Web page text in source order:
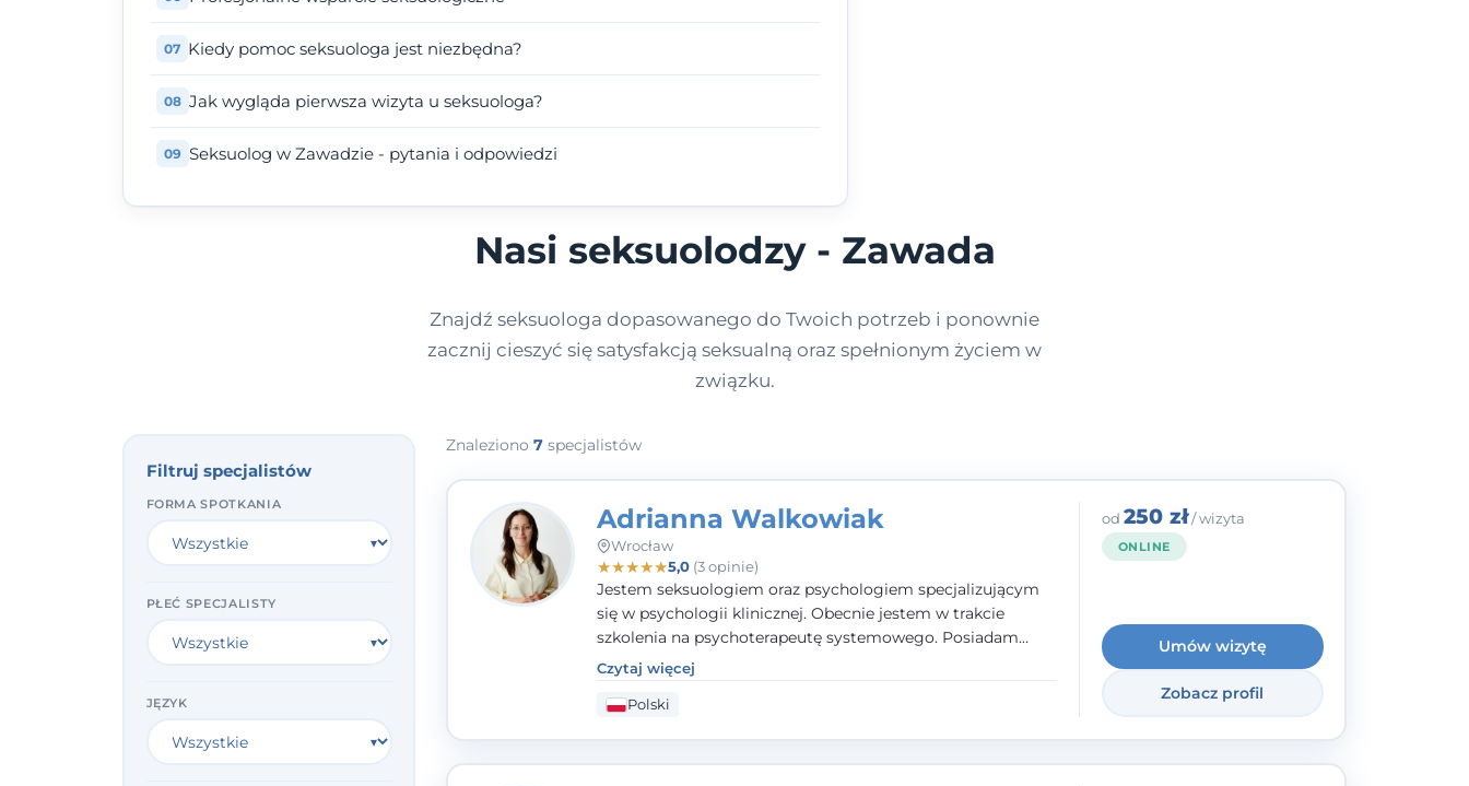
Kiedy pomoc seksuologa jest niezbędna?
Jak wygląda pierwsza wizyta u seksuologa?
Seksuolog w Zawadzie - pytania i odpowiedzi
Nasi seksuolodzy - Zawada
Znajdź seksuologa dopasowanego do Twoich potrzeb i ponownie
zacznij cieszyć się satysfakcją seksualną oraz spełnionym życiem w
związku.
Filtruj specjalistów
FORMA SPOTKANIA
PŁEĆ SPECJALISTY
JĘZYK
Znaleziono 7 specjalistów
Adrianna Walkowiak
Wrocław
★★★★★5,0(3 opinie)
Jestem seksuologiem oraz psychologiem specjalizującym
się w psychologii klinicznej. Obecnie jestem w trakcie
szkolenia na psychoterapeutę systemowego. Posiadam
status członka nadzwyczajnego Wielkopolskiego
TowarzystwaTerapii Systemowejoraz należę do Polskiego
Towarzystwa Psychiatrycznego. W mojej pracy na
Czytaj więcej
Polski
od 250 zł/ wizyta
ONLINE
Umów wizytę
Zobacz profil